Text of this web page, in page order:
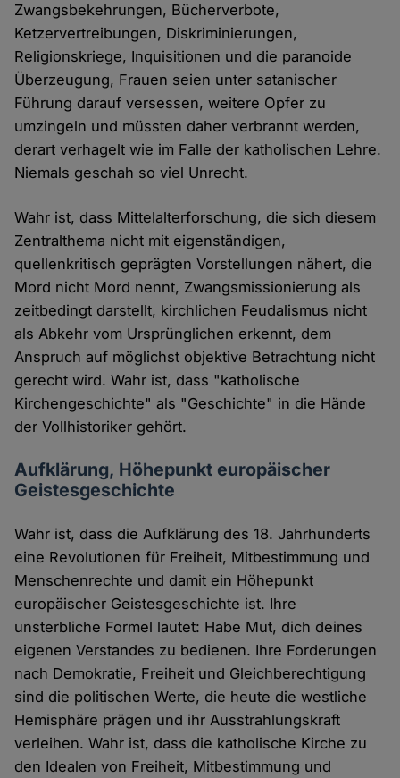
Zwangsbekehrungen, Bücherverbote,
Ketzervertreibungen, Diskriminierungen,
Religionskriege, Inquisitionen und die paranoide
Überzeugung, Frauen seien unter satanischer
Führung darauf versessen, weitere Opfer zu
umzingeln und müssten daher verbrannt werden,
derart verhagelt wie im Falle der katholischen Lehre.
Niemals geschah so viel Unrecht.
Wahr ist, dass Mittelalterforschung, die sich diesem
Zentralthema nicht mit eigenständigen,
quellenkritisch geprägten Vorstellungen nähert, die
Mord nicht Mord nennt, Zwangsmissionierung als
zeitbedingt darstellt, kirchlichen Feudalismus nicht
als Abkehr vom Ursprünglichen erkennt, dem
Anspruch auf möglichst objektive Betrachtung nicht
gerecht wird. Wahr ist, dass "katholische
Kirchengeschichte" als "Geschichte" in die Hände
der Vollhistoriker gehört.
Aufklärung, Höhepunkt europäischer
Geistesgeschichte
Wahr ist, dass die Aufklärung des 18. Jahrhunderts
eine Revolutionen für Freiheit, Mitbestimmung und
Menschenrechte und damit ein Höhepunkt
europäischer Geistesgeschichte ist. Ihre
unsterbliche Formel lautet: Habe Mut, dich deines
eigenen Verstandes zu bedienen. Ihre Forderungen
nach Demokratie, Freiheit und Gleichberechtigung
sind die politischen Werte, die heute die westliche
Hemisphäre prägen und ihr Ausstrahlungskraft
verleihen. Wahr ist, dass die katholische Kirche zu
den Idealen von Freiheit, Mitbestimmung und